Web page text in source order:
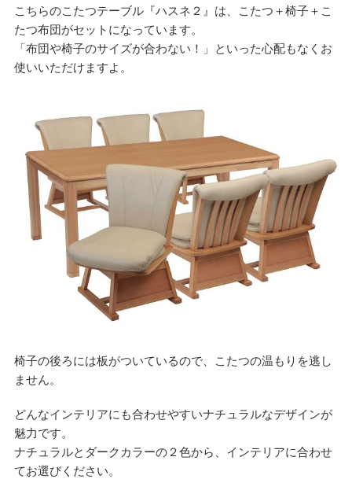
こちらのこたつテーブル『ハスネ２』は、こたつ＋椅子＋こ
たつ布団がセットになっています。
「布団や椅子のサイズが合わない！」といった心配もなくお
使いいただけますよ。
椅子の後ろには板がついているので、こたつの温もりを逃し
ません。
どんなインテリアにも合わせやすいナチュラルなデザインが
魅力です。
ナチュラルとダークカラーの２色から、インテリアに合わせ
てお選びください。